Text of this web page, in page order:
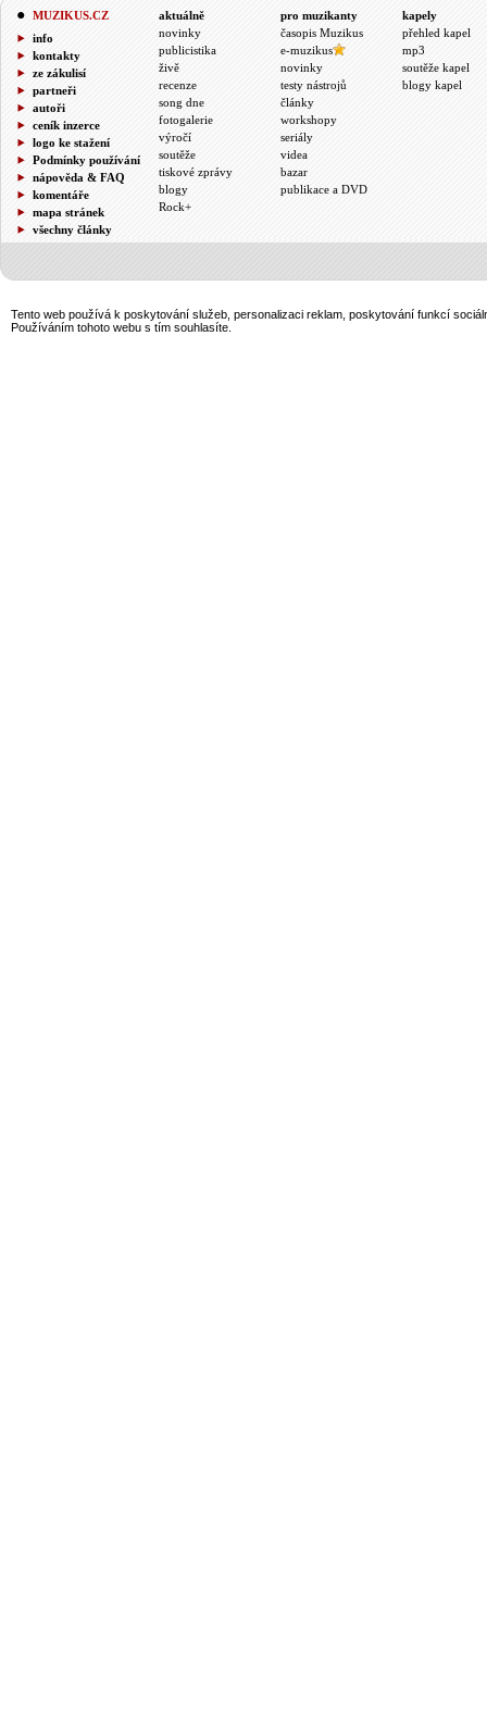
MUZIKUS.CZ
info
kontakty
ze zákulisí
partneři
autoři
ceník inzerce
logo ke stažení
Podmínky používání
nápověda & FAQ
komentáře
mapa stránek
všechny články
aktuálně
novinky
publicistika
živě
recenze
song dne
fotogalerie
výročí
soutěže
tiskové zprávy
blogy
Rock+
pro muzikanty
časopis Muzikus
e-muzikus
novinky
testy nástrojů
články
workshopy
seriály
videa
bazar
publikace a DVD
kapely
přehled kapel
mp3
soutěže kapel
blogy kapel
Tento web používá k poskytování služeb, personalizaci reklam, poskytování funkcí
Používáním tohoto webu s tím souhlasíte.